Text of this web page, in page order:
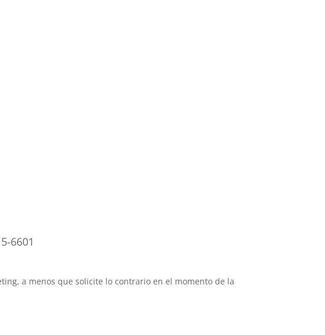
6601
a menos que solicite lo contrario en el momento de la